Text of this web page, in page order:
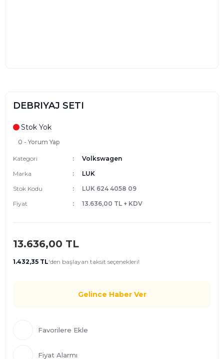
DEBRIYAJ SETI
Stok Yok
0 - Yorum Yap
Kategori
Volkswagen
Marka
LUK
Stok Kodu
LUK 624 4058 09
Fiyat
13.636,00 TL + KDV
13.636,00 TL
1.432,35 TL'den başlayan taksit seçenekleri!
Gelince Haber Ver
Fiyat Alarmı